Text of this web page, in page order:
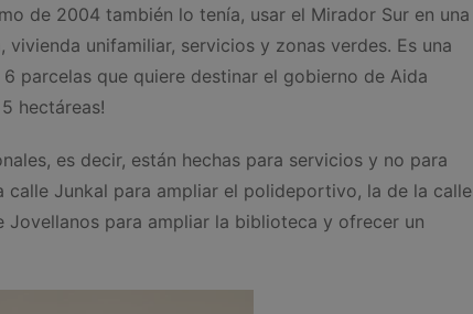
de 2004 también lo tenía, usar el Mirador Sur en una
unifamiliar, servicios y zonas verdes. Es una
parcelas que quiere destinar el gobierno de Aida
hectáreas!
es decir, están hechas para servicios y no para
calle Junkal para ampliar el polideportivo, la de la calle
Jovellanos para ampliar la biblioteca y ofrecer un